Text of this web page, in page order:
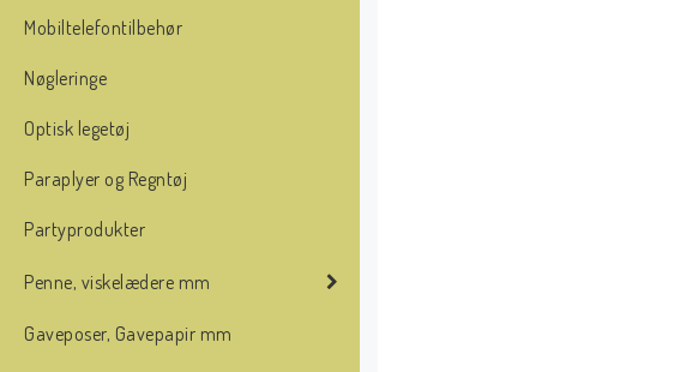
Mobiltelefontilbehør
Nøgleringe
Optisk legetøj
Paraplyer og Regntøj
Partyprodukter
Penne, viskelædere mm
Gaveposer, Gavepapir mm